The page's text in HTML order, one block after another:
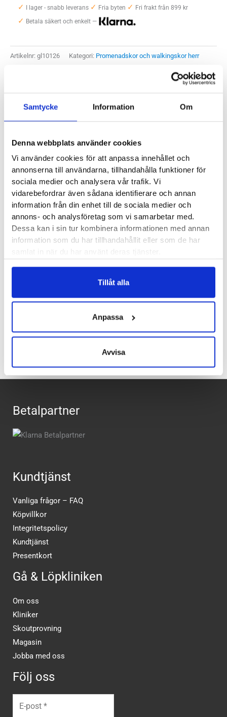
Samtycke Information Om
Denna webbplats använder cookies
Vi använder cookies för att anpassa innehållet och
annonserna till användarna, tillhandahålla funktioner för
sociala medier och analysera vår trafik. Vi
vidarebefordrar även sådana identifierare och annan
information från din enhet till de sociala medier och
annons- och analysföretag som vi samarbetar med.
Dessa kan i sin tur kombinera informationen med annan
information som du har tillhandahållit eller som de har
samlat in när du har använt deras tjänster.
Tillåt alla
Anpassa
Avvisa
mängd
✓ I lager - snabb leverans ✓ Fria byten ✓ Fri frakt från 899 kr
✓ Betala säkert och enkelt —
Artikelnr: gl10126 Kategori: Promenadskor och walkingskor herr
Saldo weblager. För aktuellt butikssaldo, kontakta din närmstabutik.
Produktegenskaper
Läst:Normal
Material:Skinn
Butiker:Umeå
ROCKPORT
Rockport märket för dig. Här möter stil teknologi.
Betalpartner
Kundtjänst
Vanliga frågor – FAQ
Köpvillkor
Integritetspolicy
Kundtjänst
Presentkort
Gå & Löpkliniken
Om oss
Kliniker
Skoutprovning
Magasin
Jobba med oss
Följ oss